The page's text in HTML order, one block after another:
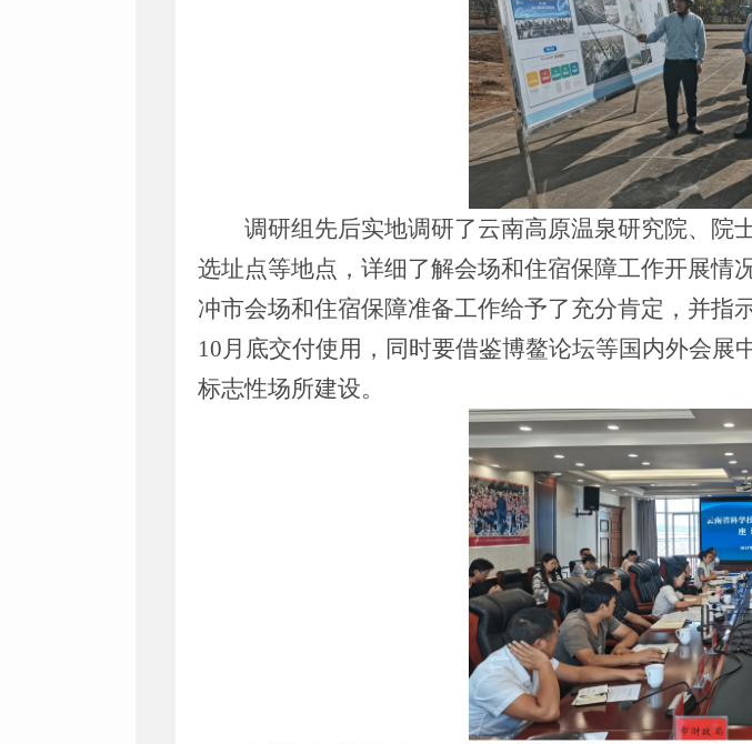
调研组先后实地调研了云南高原温泉研究院、院
选址点等地点，详细了解会场和住宿保障工作开展情
冲市会场和住宿保障准备工作给予了充分肯定，并
10 月底交付使用，同时要借鉴博鳌论坛等国内外会
标志性场所建设。